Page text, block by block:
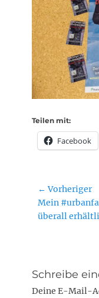
Teilen mit:
Facebook
← Vorheriger
Vorheriger
Beitrag:
Mein
überall
Schreibe
Deine E-Mail-